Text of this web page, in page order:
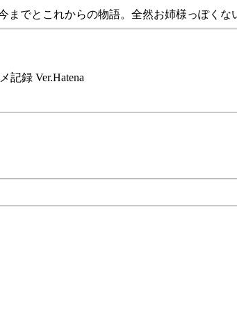
までとこれからの物語。全然お姉様っぽくな
記録 Ver.Hatena